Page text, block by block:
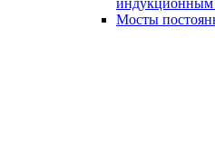
индукционным
Мосты